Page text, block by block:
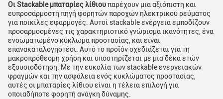
Οι Stackable μπαταρίες λίθιουπαρέχουν μια αξιόπιστη και
ευπροσάρμοστη πηγή φορητών παροχών ηλεκτρικού ρεύματος
για ποικίλες εφαρμογές. Αυτοί stackable ενέργεια εμποδίζουν
προσαρμοσμένες τις χαρακτηριστικό γνώρισμα ικανότητες, ένα
ενσωματωμένο κύκλωμα προστασίας, και είναι
επανακαταλογηστέοι. Αυτό το προϊόν σχεδιάζεται για τη
μακροπρόθεσμη χρήση και υποστηρίζεται με μια δέκα ετών
εξουσιοδότηση. Με την ευκολία των stackable ενεργειακών
φραγμών και την ασφάλεια ενός κυκλώματος προστασίας,
αυτές οι μπαταρίες λίθιου είναι η τέλεια επιλογή για
οποιαδήποτε φορητή ανάγκη δύναμης.